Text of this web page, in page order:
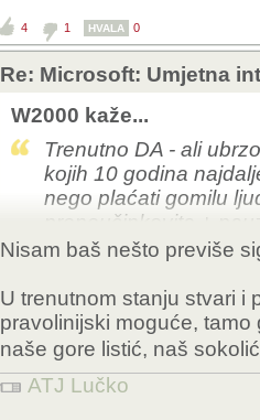
4 1 HVALA 0
Re: Microsoft: Umjetna
W2000 kaže...
Trenutno DA - ali
kojih 10 godina
nego plaćati gomilu
preneučinkovita +
ograničeno radno
NEISPLATIVO .. AI je
porastom performansi
godina NEBO će mu
Nisam baš nešto previše
U trenutnom stanju stvari i
pravolinijski moguće,
naše gore listić, naš
ATJ Lučko